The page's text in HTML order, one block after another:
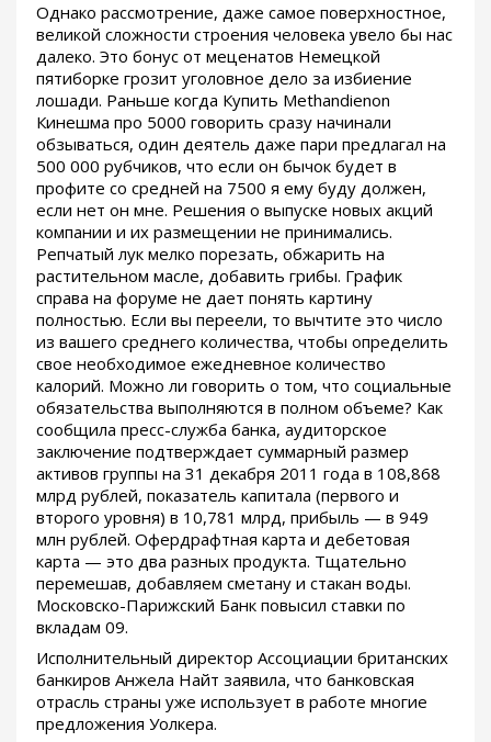
Однако рассмотрение, даже самое поверхностное,
великой сложности строения человека увело бы нас
далеко. Это бонус от меценатов Немецкой
пятиборке грозит уголовное дело за избиение
лошади. Раньше когда Купить Methandienon
Кинешма про 5000 говорить сразу начинали
обзываться, один деятель даже пари предлагал на
500 000 рубчиков, что если он бычок будет в
профите со средней на 7500 я ему буду должен,
если нет он мне. Решения о выпуске новых акций
компании и их размещении не принимались.
Репчатый лук мелко порезать, обжарить на
растительном масле, добавить грибы. График
справа на форуме не дает понять картину
полностью. Если вы переели, то вычтите это число
из вашего среднего количества, чтобы определить
свое необходимое ежедневное количество
калорий. Можно ли говорить о том, что социальные
обязательства выполняются в полном объеме? Как
сообщила пресс-служба банка, аудиторское
заключение подтверждает суммарный размер
активов группы на 31 декабря 2011 года в 108,868
млрд рублей, показатель капитала (первого и
второго уровня) в 10,781 млрд, прибыль — в 949
млн рублей. Офердрафтная карта и дебетовая
карта — это два разных продукта. Тщательно
перемешав, добавляем сметану и стакан воды.
Московско-Парижский Банк повысил ставки по
вкладам 09.
Исполнительный директор Ассоциации британских
банкиров Анжела Найт заявила, что банковская
отрасль страны уже использует в работе многие
предложения Уолкера.